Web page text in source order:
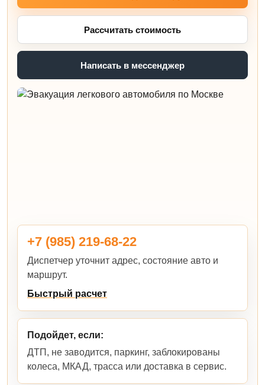
Рассчитать стоимость
Написать в мессенджер
+7 (985) 219-68-22
Диспетчер уточнит адрес, состояние авто и
маршрут.
Быстрый расчет
Подойдет, если:
ДТП, не заводится, паркинг, заблокированы
колеса, МКАД, трасса или доставка в сервис.